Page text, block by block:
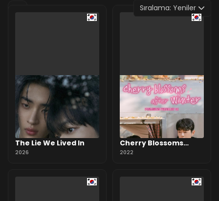
Sıralama: Yeniler
The Lie We Lived In
2026
Cherry Blossoms
After Winter
2022